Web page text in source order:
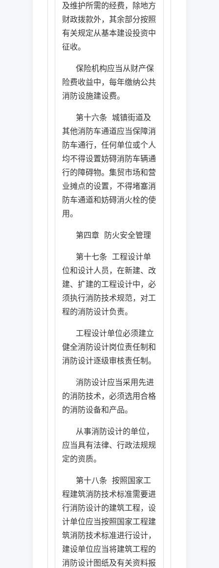
及维护所需的经费，除地方
财政拨款外，其余部分按照
有关规定从基本建设投资中
征收。
保险机构应当从财产保
险费收益中，每年缴纳公共
消防设施建设费。
第十六条 城镇街道及
其他消防车通道应当保障消
防车通行，任何单位或个人
均不得设置妨碍消防车辆通
行的障碍物。集贸市场和营
业摊点的设置，不得堵塞消
防车通道和妨碍消火栓的使
用。
第四章 防火安全管理
第十七条 工程设计单
位和设计人员，在新建、改
建、扩建的工程设计中，必
须执行消防技术规范，对工
程的消防设计负责。
工程设计单位必须建立
健全消防设计岗位责任制和
消防设计逐级审核责任制。
消防设计应当采用先进
的消防技术，必须选用合格
的消防设备和产品。
从事消防设计的单位，
应当具有法律、行政法规规
定的资质。
第十八条 按照国家工
程建筑消防技术标准需要进
行消防设计的建筑工程，设
计单位应当按照国家工程建
筑消防技术标准进行设计，
建设单位应当将建筑工程的
消防设计图纸及有关资料报